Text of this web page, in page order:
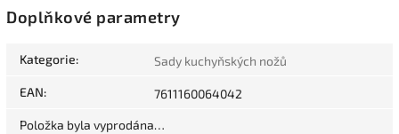
Doplňkové parametry
Kategorie: Sady kuchyňských nožů
EAN: 7611160064042
Položka byla vyprodána…